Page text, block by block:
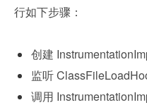
行如下步骤：
创建
监听
调用